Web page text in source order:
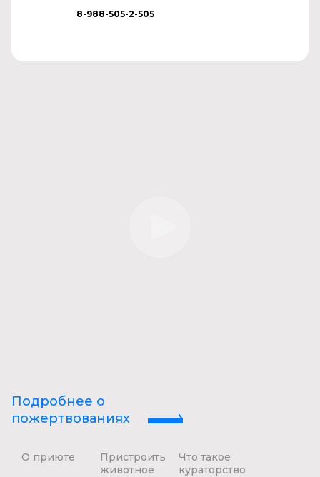
8-988-505-2-505
Подробнее о
пожертвованиях
О приюте
Пристроить
животное
Что такое
кураторство